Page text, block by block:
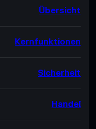
Übersicht
Kernfunktionen
Sicherheit
Handel